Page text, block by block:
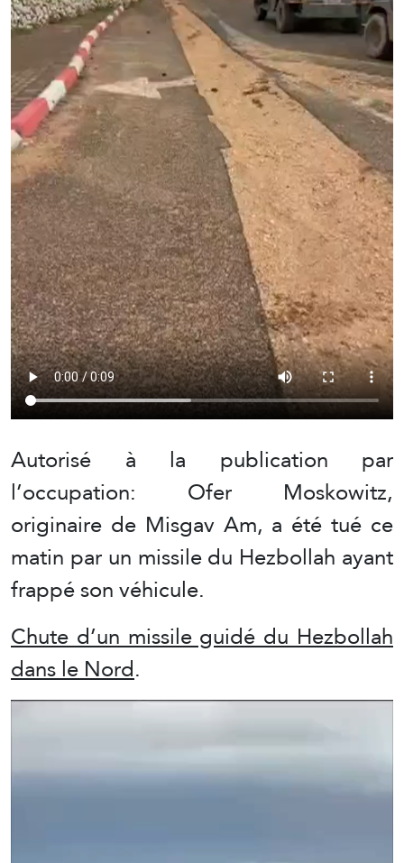
Autorisé à la publication par
l’occupation: Ofer Moskowitz,
originaire de Misgav Am, a été tué ce
matin par un missile du Hezbollah ayant
frappé son véhicule.
Chute d’un missile guidé du Hezbollah
dans le Nord.